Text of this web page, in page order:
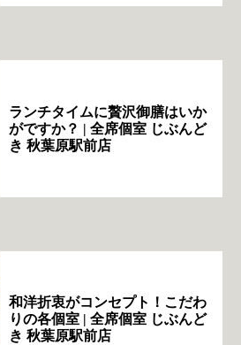
ランチタイムに贅沢御膳はいか
がですか？ | 全席個室 じぶんど
き 秋葉原駅前店
和洋折衷がコンセプト！こだわ
りの各個室 | 全席個室 じぶんど
き 秋葉原駅前店